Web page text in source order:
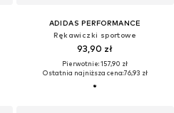
ADIDAS PERFORMANCE
Rękawiczki sportowe
93,90 zł
Pierwotnie: 157,90 zł
Ostatnia najniższa cena:76,93 zł